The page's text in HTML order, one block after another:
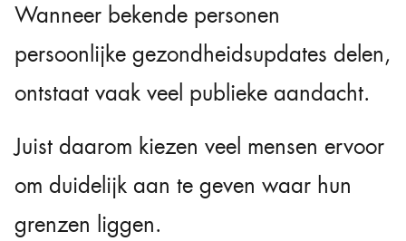
Wanneer bekende personen
persoonlijke gezondheidsupdates delen,
ontstaat vaak veel publieke aandacht.
Juist daarom kiezen veel mensen ervoor
om duidelijk aan te geven waar hun
grenzen liggen.